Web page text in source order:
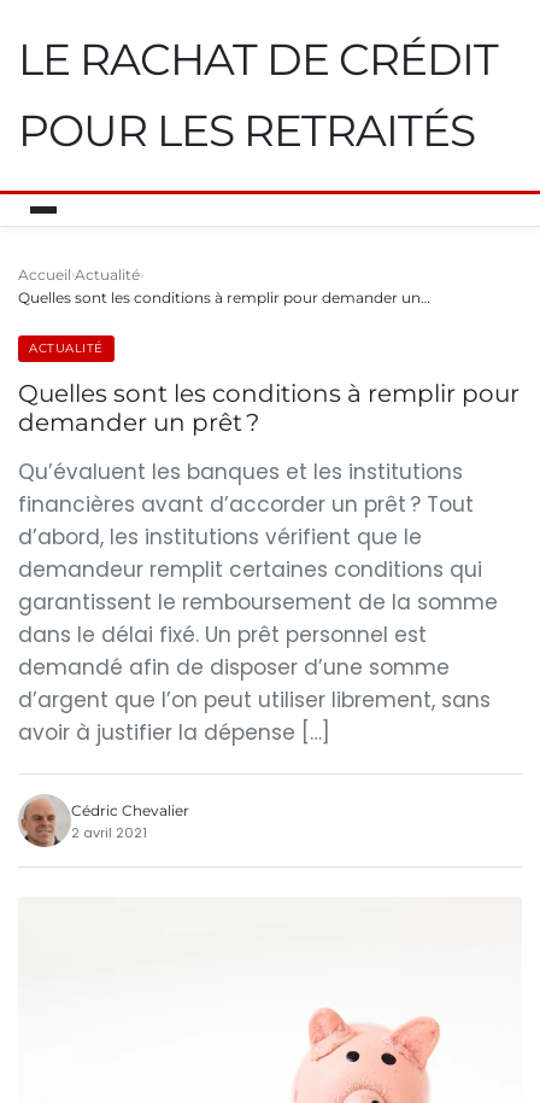
LE RACHAT DE CRÉDIT
POUR LES RETRAITÉS
Accueil Actualité
Quelles sont les conditions à remplir pour demander un…
ACTUALITÉ
Quelles sont les conditions à remplir pour
demander un prêt ?
Qu’évaluent les banques et les institutions
financières avant d’accorder un prêt ? Tout
d’abord, les institutions vérifient que le
demandeur remplit certaines conditions qui
garantissent le remboursement de la somme
dans le délai fixé. Un prêt personnel est
demandé afin de disposer d’une somme
d’argent que l’on peut utiliser librement, sans
avoir à justifier la dépense […]
Cédric Chevalier
2 avril 2021